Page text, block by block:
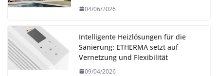
04/06/2026
Intelligente Heizlösungen für die
Sanierung: ETHERMA setzt auf
Vernetzung und Flexibilität
09/04/2026